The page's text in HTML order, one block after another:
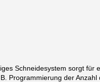
Schneidesystem sorgt für
Programmierung der Anzahl